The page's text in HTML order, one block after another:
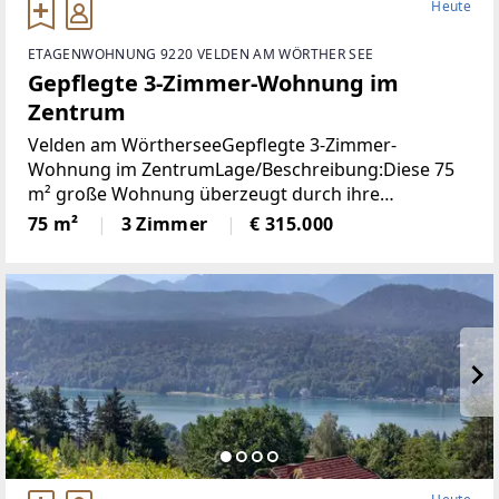
Heute
ETAGENWOHNUNG 9220 VELDEN AM WÖRTHER SEE
Gepflegte 3-Zimmer-Wohnung im
Zentrum
Velden am WörtherseeGepflegte 3-Zimmer-
Wohnung im ZentrumLage/Beschreibung:Diese 75
m² große Wohnung überzeugt durch ihre
durchdachte Raumaufteilung und ihre
ausgezeichnete Lage im Zentrum von Velden. Zwei
75 m² 3 Zimmer € 315.000